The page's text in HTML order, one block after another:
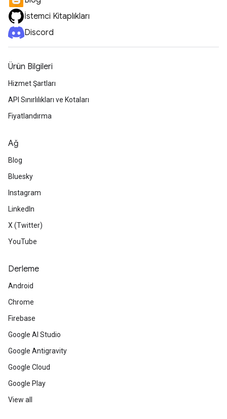
İstemci Kitaplıkları
Discord
Ürün Bilgileri
Hizmet Şartları
API Sınırlılıkları ve Kotaları
Fiyatlandırma
Ağ
Blog
Bluesky
Instagram
LinkedIn
X (Twitter)
YouTube
Derleme
Android
Chrome
Firebase
Google AI Studio
Google Antigravity
Google Cloud
Google Play
View all